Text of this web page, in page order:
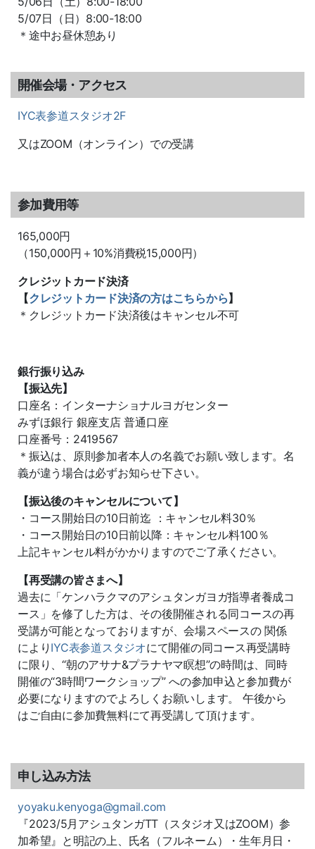
5/07日（日）8:00-18:00
＊途中お昼休憩あり
開催会場・アクセス
IYC表参道スタジオ2F
又はZOOM（オンライン）での受講
参加費用等
165,000円
（150,000円＋10%消費税15,000円）
クレジットカード決済
【クレジットカード決済の方はこちらから】
＊クレジットカード決済後はキャンセル不可
銀行振り込み
【振込先】
口座名：インターナショナルヨガセンター
みずほ銀行 銀座支店 普通口座
口座番号：2419567
＊振込は、原則参加者本人の名義でお願い致します。名
義が違う場合は必ずお知らせ下さい。
【振込後のキャンセルについて】
・コース開始日の10日前迄 ：キャンセル料30％
・コース開始日の10日前以降：キャンセル料100％
上記キャンセル料がかかりますのでご了承ください。
【再受講の皆さまへ】
過去に「ケンハラクマのアシュタンガヨガ指導者養成コ
ース」を修了した方は、その後開催される同コースの再
受講が可能となっておりますが、会場スペースの 関係
により IYC表参道スタジオにて開催の同コース再受講時
に限り、“朝のアサナ&プラナヤマ瞑想”の時間は、同時
開催の“3時間ワークショップ” への参加申込と参加費が
必要になりますのでよろしくお願いします。 午後から
はご自由に参加費無料にて再受講して頂けます。
申し込み方法
yoyaku.kenyoga@gmail.com
『2023/5月アシュタンガTT（スタジオ又はZOOM）参
加希望』と明記の上、氏名（フルネーム）・生年月日・